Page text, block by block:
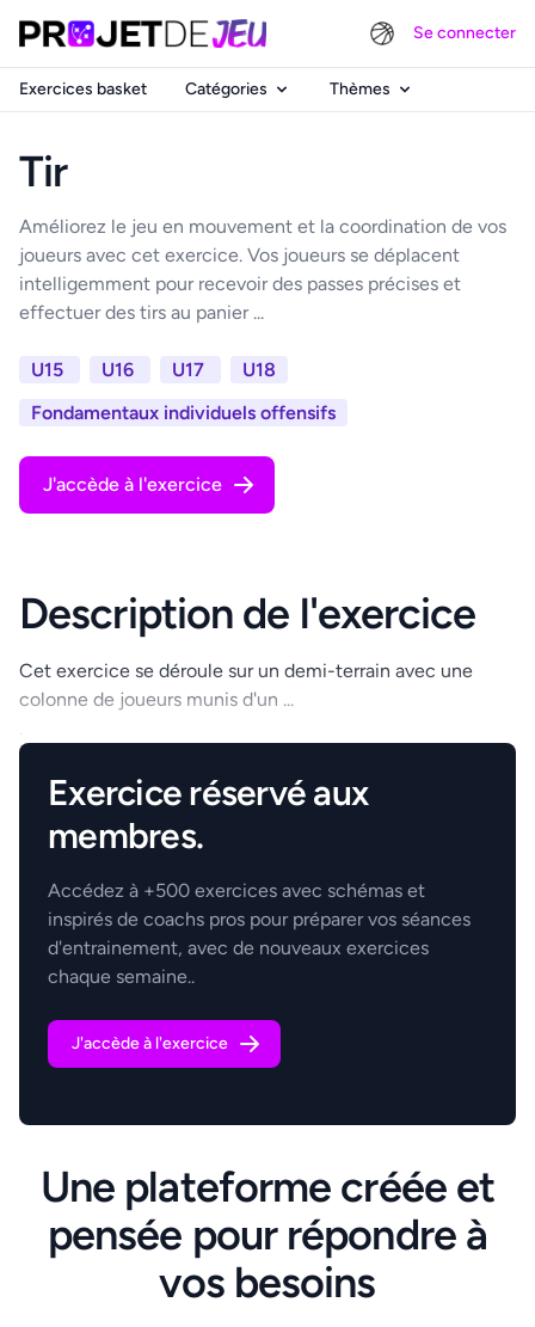
Se connecter
Exercices basket Catégories Thèmes
Tir
Améliorez le jeu en mouvement et la coordination de vos
joueurs avec cet exercice. Vos joueurs se déplacent
intelligemment pour recevoir des passes précises et
effectuer des tirs au panier ...
U15 U16 U17
U18
Fondamentaux individuels offensifs
J'accède à l'exercice
Description de l'exercice
Cet exercice se déroule sur un demi-terrain avec une
colonne de joueurs munis d'un ...
.
Exercice réservé aux
membres.
Accédez à +500 exercices avec schémas et
inspirés de coachs pros pour préparer vos séances
d'entrainement, avec de nouveaux exercices
chaque semaine..
J'accède à l'exercice
Une plateforme créée et
pensée pour répondre à
vos besoins